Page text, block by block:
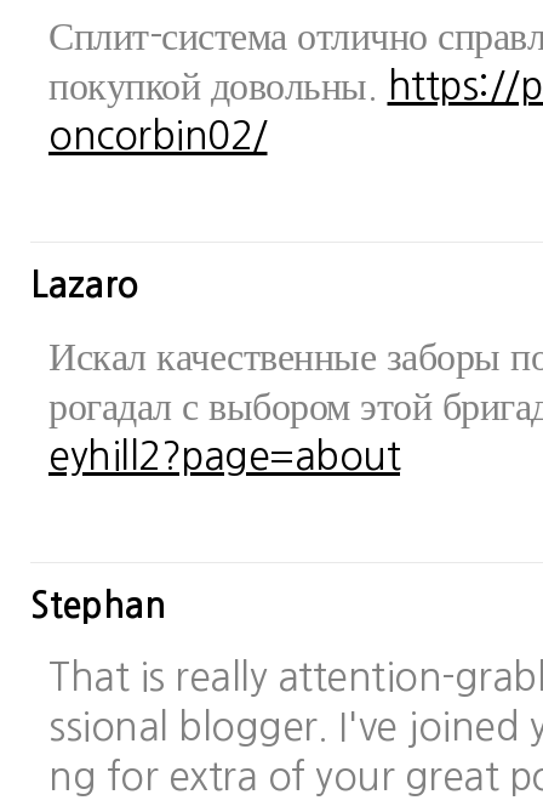
Сплит-система отлично
покупкой довольны.
https://
oncorbin02/
Lazaro
Искал качественные заборы
рогадал с выбором этой
eyhill2?page=about
Stephan
That is really attention-
ssional blogger. I've joined
ng for extra of your great